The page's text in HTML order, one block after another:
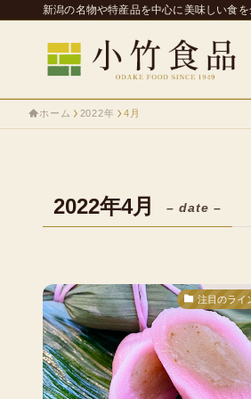
新潟の名物や特産品を中心に美味しい食を
ホーム 2022年 4月
2022年4月 – date –
注目のライ